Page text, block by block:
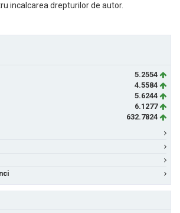
incalcarea drepturilor de autor.
5.2554
4.5584
5.6244
6.1277
632.7824